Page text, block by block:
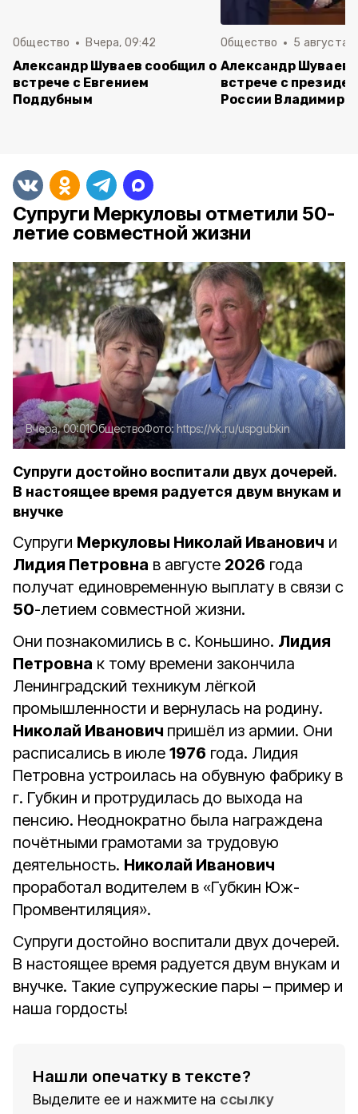
Общество Вчера, 09:42
Александр Шуваев сообщил о
встрече с Евгением
Поддубным
Общество 5 августа ,
Александр Шуваев
встрече с
России
Супруги Меркуловы отметили 50-
летие совместной жизни
Вчера, 00:01ОбществоФото: https://vk.ru/uspgubkin
Супруги достойно воспитали двух дочерей.
В настоящее время радуется двум внукам и
внучке
Супруги Меркуловы Николай Иванович и
Лидия Петровна в августе 2026 года
получат единовременную выплату в связи с
50-летием совместной жизни.
Они познакомились в с. Коньшино. Лидия
Петровна к тому времени закончила
Ленинградский техникум лёгкой
промышленности и вернулась на родину.
Николай Иванович пришёл из армии. Они
расписались в июле 1976 года. Лидия
Петровна устроилась на обувную фабрику в
г. Губкин и протрудилась до выхода на
пенсию. Неоднократно была награждена
почётными грамотами за трудовую
деятельность. Николай Иванович
проработал водителем в «Губкин Юж-
Промвентиляция».
Супруги достойно воспитали двух дочерей.
В настоящее время радуется двум внукам и
внучке. Такие супружеские пары – пример и
наша гордость!
Нашли опечатку в тексте?
Выделите ее и нажмите на ссылку